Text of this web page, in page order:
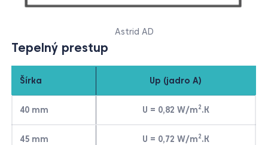
Astrid AD
Tepelný prestup
Šírka Up (jadro A)
40 mm U = 0,82 W/m2.K
45 mm U = 0,72 W/m2.K